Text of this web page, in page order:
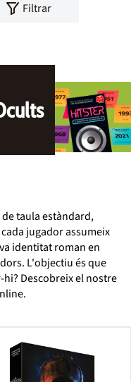
Filtrar
de taula estàndard,
jugador assumeix
identitat roman en
L'objectiu és que
Descobreix el nostre